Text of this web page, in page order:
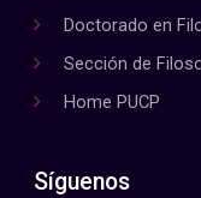
Doctorado en
Sección de
Home PUCP
Síguenos